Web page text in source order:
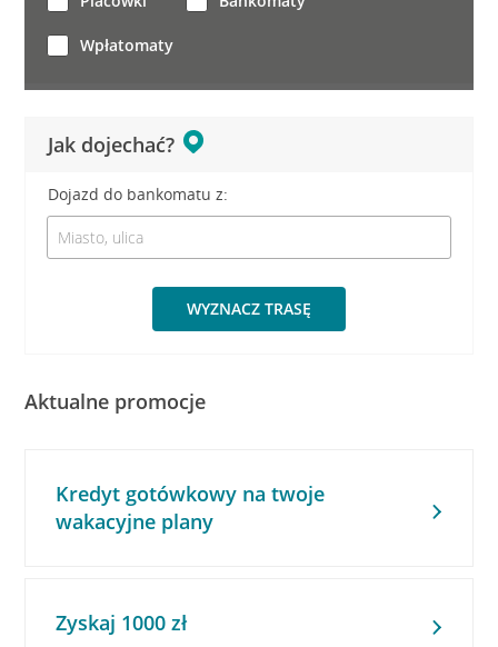
Jak dojechać?
Dojazd do bankomatu z:
WYZNACZ TRASĘ
Wpłatomaty
Aktualne promocje
Kredyt gotówkowy na twoje
wakacyjne plany
Zyskaj 1000 zł